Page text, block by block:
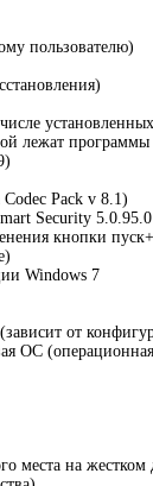
пользователю)
лежат
Pack v 8.1)
Security
кнопки
Windows 7
от
OC
места на